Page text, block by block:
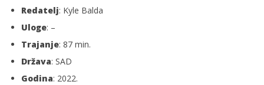
Redatelj: Kyle Balda
Uloge: –
Trajanje: 87 min.
Država: SAD
Godina: 2022.